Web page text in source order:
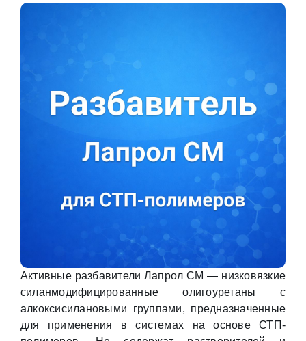
Активные разбавители Лапрол СМ — низковязкие
силанмодифицированные олигоуретаны с
алкоксисилановыми группами, предназначенные
для применения в системах на основе СТП-